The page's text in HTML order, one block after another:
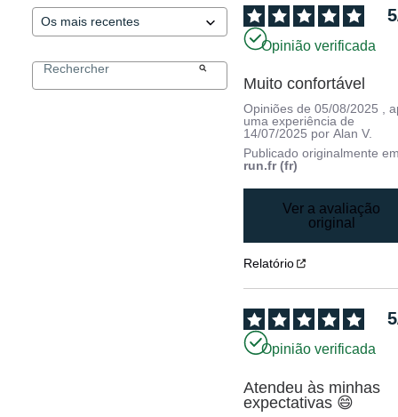
5
Opinião verificada
Muito confortável
Opiniões de05/08/2025
,
uma experiência de
14/07/2025 porAlan V.
Publicado originalmente
run.fr (fr)
Ver a avaliação
original
Relatório
5
Opinião verificada
Atendeu às minhas
expectativas 😄